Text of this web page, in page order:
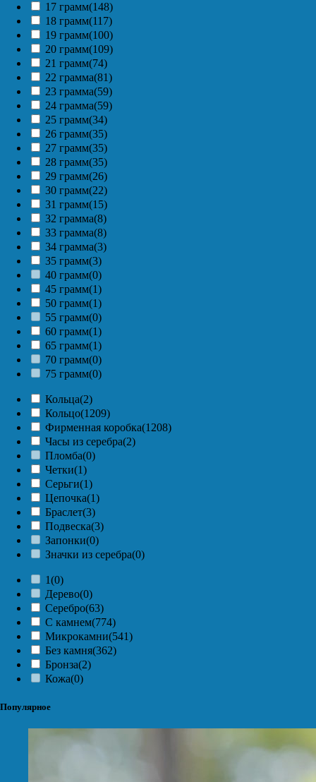
17 грамм(148)
18 грамм(117)
19 грамм(100)
20 грамм(109)
21 грамм(74)
22 грамма(81)
23 грамма(59)
24 грамма(59)
25 грамм(34)
26 грамм(35)
27 грамм(35)
28 грамм(35)
29 грамм(26)
30 грамм(22)
31 грамм(15)
32 грамма(8)
33 грамма(8)
34 грамма(3)
35 грамм(3)
40 грамм(0)
45 грамм(1)
50 грамм(1)
55 грамм(0)
60 грамм(1)
65 грамм(1)
70 грамм(0)
75 грамм(0)
Кольца(2)
Кольцо(1209)
Фирменная коробка(1208)
Часы из серебра(2)
Пломба(0)
Четки(1)
Серьги(1)
Цепочка(1)
Браслет(3)
Подвеска(3)
Запонки(0)
Значки из серебра(0)
1(0)
Дерево(0)
Серебро(63)
С камнем(774)
Микрокамни(541)
Без камня(362)
Бронза(2)
Кожа(0)
Популярное